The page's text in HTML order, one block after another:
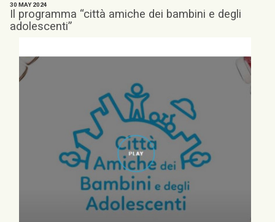
30 MAY 2024
Il programma “città amiche dei bambini e degli
adolescenti”